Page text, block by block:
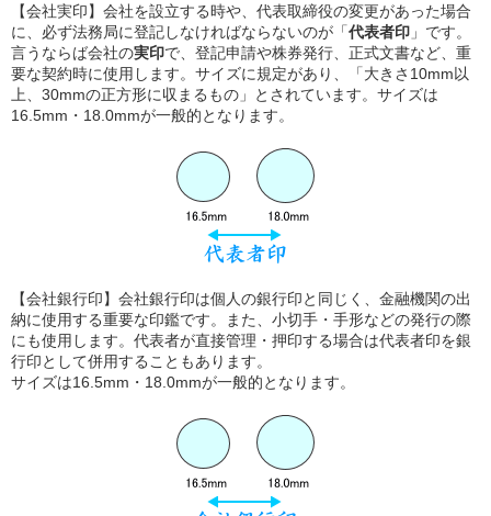
【会社実印】会社を設立する時や、代表取締役の変更があった場合
に、必ず法務局に登記しなければならないのが「代表者印 」です。
言うならば会社の実印で、登記申請や株券発行、正式文書など、重
要な契約時に使用します。サイズに規定があり、「大きさ10mm以
上、30mmの正方形に収まるもの」とされています。サイズは
16.5mm・18.0mmが一般的となります。
【会社銀行印】会社銀行印は個人の銀行印と同じく、金融機関の出
納に使用する重要な印鑑です。また、小切手・手形などの発行の際
にも使用します。代表者が直接管理・押印する場合は代表者印を銀
行印として併用することもあります。
サイズは16.5mm・18.0mmが一般的となります。